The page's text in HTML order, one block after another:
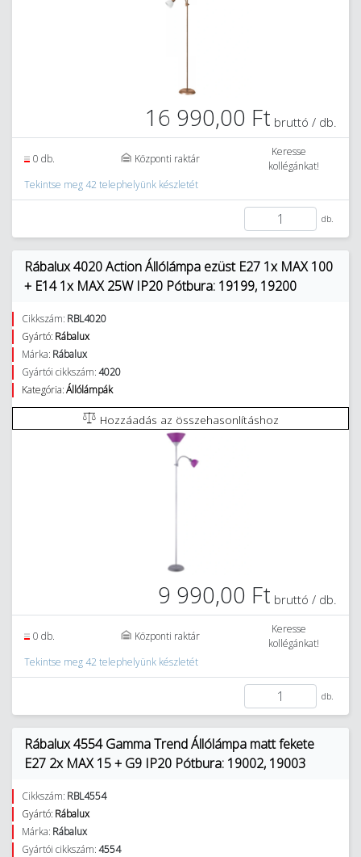
16 990,00 Ft bruttó / db.
0 db. Központi raktár
Keresse
kollégánkat!
Tekintse meg 42 telephelyünk készletét
db.
Rábalux 4020 Action Állólámpa ezüst E27 1x MAX 100
+ E14 1x MAX 25W IP20 Pótbura: 19199, 19200
Cikkszám: RBL4020
Gyártó: Rábalux
Márka: Rábalux
Gyártói cikkszám:4020
Kategória:Állólámpák
Hozzáadás az összehasonlításhoz
9 990,00 Ft bruttó / db.
0 db. Központi raktár
Keresse
kollégánkat!
Tekintse meg 42 telephelyünk készletét
db.
Rábalux 4554 Gamma Trend Állólámpa matt fekete
E27 2x MAX 15 + G9 IP20 Pótbura: 19002, 19003
Cikkszám: RBL4554
Gyártó: Rábalux
Márka: Rábalux
Gyártói cikkszám:4554